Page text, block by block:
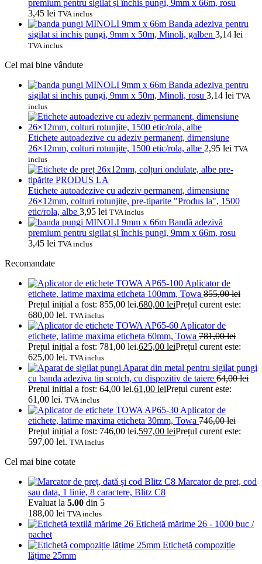
premium pentru sigilat și închis pungi, 9mm x 66m, rosu
3,45 lei TVA inclus
Banda adeziva pentru
sigilat si inchis pungi, 9mm x 50m, Minoli, galben 3,14 lei
TVA inclus
Cel mai bine vândute
Banda adeziva pentru
sigilat si inchis pungi, 9mm x 50m, Minoli, rosu 3,14 lei TVA
inclus
Etichete autoadezive cu adeziv permanent, dimensiune
26×12mm, colturi rotunjite, 1500 etic/rola, albe 2,95 lei TVA
inclus
Etichete autoadezive cu adeziv permanent, dimensiune
26×12mm, colturi rotunjite, pre-tiparite "Produs la", 1500
etic/rola, albe 3,95 lei TVA inclus
Bandă adezivă
premium pentru sigilat și închis pungi, 9mm x 66m, rosu
3,45 lei TVA inclus
Recomandate
Aplicator de
etichete, latime maxima eticheta 100mm, Towa 855,00lei
Prețul inițial a fost: 855,00 lei.680,00 leiPrețul curent este:
680,00 lei. TVA inclus
Aplicator de
etichete, latime maxima eticheta 60mm, Towa 781,00lei
Prețul inițial a fost: 781,00 lei.625,00 leiPrețul curent este:
625,00 lei. TVA inclus
Aparat din metal pentru sigilat pungi
cu banda adeziva tip scotch, cu dispozitiv de taiere 64,00lei
Prețul inițial a fost: 64,00 lei.61,00 leiPrețul curent este:
61,00 lei. TVA inclus
Aplicator de
etichete, latime maxima eticheta 30mm, Towa 746,00lei
Prețul inițial a fost: 746,00 lei.597,00 leiPrețul curent este:
597,00 lei. TVA inclus
Cel mai bine cotate
Marcator de pret, cod
sau data, 1 linie, 8 caractere, Blitz C8
Evaluat la 5.00 din 5
188,00 lei TVA inclus
Etichetă mărime 26 - 1000 buc /
pachet
Etichetă compoziție
lățime 25mm